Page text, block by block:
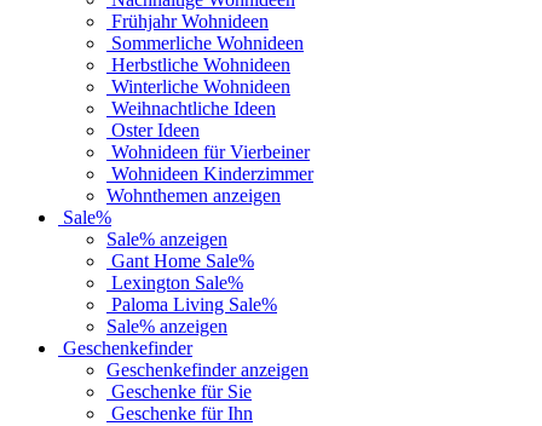
Frühjahr Wohnideen
Sommerliche Wohnideen
Herbstliche Wohnideen
Winterliche Wohnideen
Weihnachtliche Ideen
Oster Ideen
Wohnideen für Vierbeiner
Wohnideen Kinderzimmer
Wohnthemen anzeigen
Sale%
Sale% anzeigen
Gant Home Sale%
Lexington Sale%
Paloma Living Sale%
Sale% anzeigen
Geschenkefinder
Geschenkefinder anzeigen
Geschenke für Sie
Geschenke für Ihn